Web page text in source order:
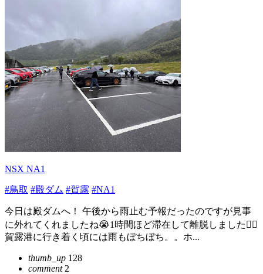
NSX NA1
#鳥取 #殿ダム #賀露 #NA1
今日は殿ダムへ！ 午後から雨止む予報だったのですが見事
に外れてくれましたね😭1時間ほど滞在して離脱しました🙇‍♂️
賀露港に行き着く頃には雨もぼちぼち。。ホ...
thumb_up 128
comment2